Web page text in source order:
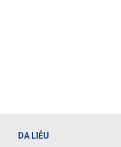
DA LIỄU